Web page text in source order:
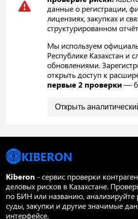
данные о регистрации,
лицензиях, закупках и
структурированном
Мы используем
Республике Казахстан и
обновлениями.
открыть доступ к
первые 2 проверки —
Открыть
KIBERON
Kiberon - сервис проверки
деловых рисков в Казахстане.
по БИН или названию, анализируйте
суды, закупки и другие значимые
интерфейсе.